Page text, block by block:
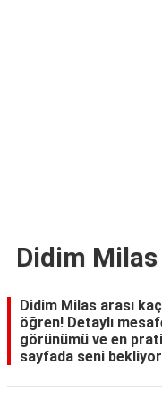
Didim Milas
Didim Milas arası
öğren! Detaylı
görünümü ve en
sayfada seni